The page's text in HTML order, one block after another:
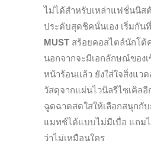
ไม่ได้สำหรับเหล่าแฟชั่นนิส
ประดับสุดชิคนั่นเอง เริ่มกัน
MUST สร้อยคอสไตล์นักโต้
นอกจากจะมีเอกลักษณ์ของ
หน้าร้อนแล้ว ยังใส่ใจสิ่งแว
วัสดุจากแผ่นไวนิลรีไซเคิล
ฉูดฉาดสดใสให้เลือกสนุกกั
แมทช์ได้แบบไม่มีเบื่อ แถม
ว่าไม่เหมือนใคร